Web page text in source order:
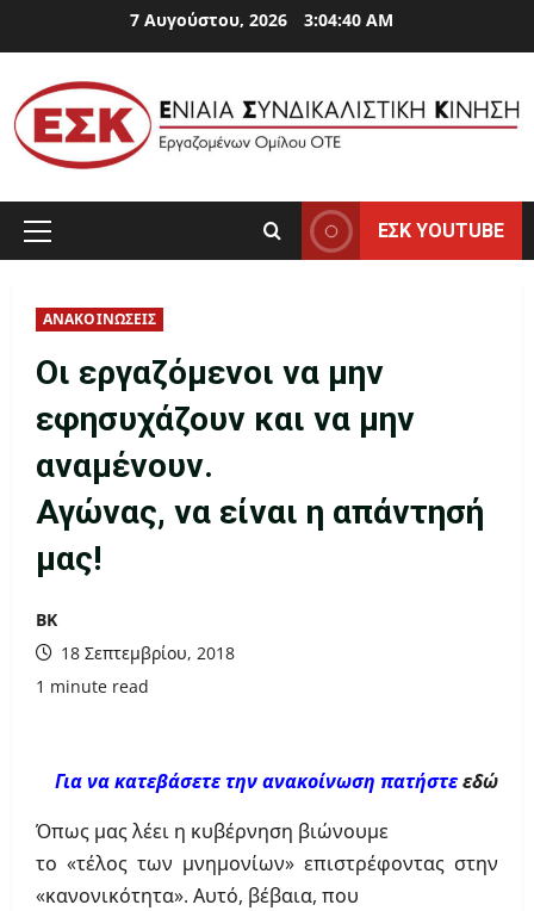
to
content
7 Αυγούστου, 2026 3:04:40 AM
Primary
ΕΣΚ YOUTUBE
ΑΝΑΚΟΙΝΩΣΕΙΣ
Οι εργαζόμενοι να μην
εφησυχάζουν και να μην
αναμένουν.
Αγώνας, να είναι η απάντησή
μας!
ΒΚ
18 Σεπτεμβρίου, 2018
1 minute read
Για να κατεβάσετε την ανακοίνωση πατήστεεδώ
Όπως μας λέει η κυβέρνηση βιώνουμε
το «τέλος των μνημονίων» επιστρέφοντας στην
«κανονικότητα». Αυτό, βέβαια, που